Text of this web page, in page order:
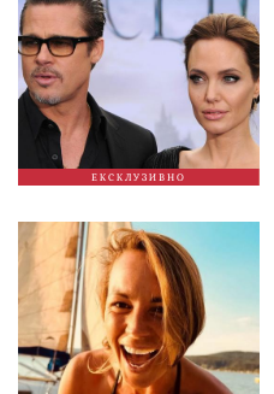
ЕКСКЛУЗИВНО